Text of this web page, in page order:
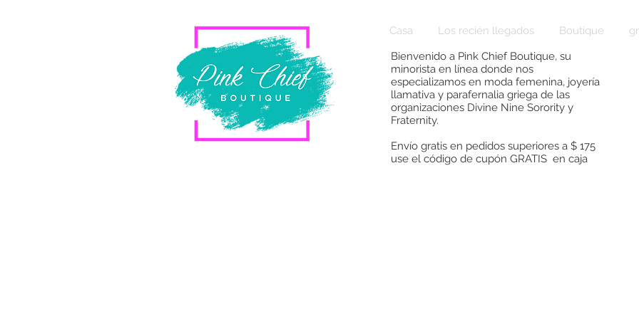
Casa Los recién llegados Boutique
Bienvenido a Pink Chief Boutique, su
minorista en línea donde nos
especializamos en moda femenina, joyería
llamativa y parafernalia griega de las
organizaciones Divine Nine Sorority y
Fraternity.
Envío gratis en pedidos superiores a $ 175
use el código de cupón GRATIS en caja